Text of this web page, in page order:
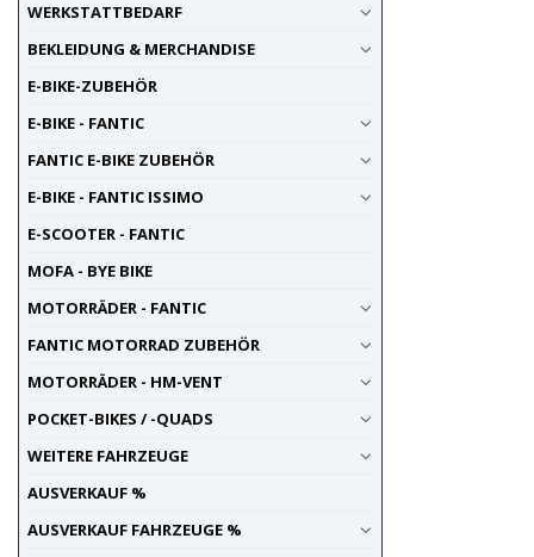
19
5
20
5
21
3
23 1
24
2
27
1
28 2
30 1
33.5
WERKSTATTBEDARF
BEKLEIDUNG & MERCHANDISE
E-BIKE-ZUBEHÖR
E-BIKE - FANTIC
FANTIC E-BIKE ZUBEHÖR
E-BIKE - FANTIC ISSIMO
E-SCOOTER - FANTIC
MOFA - BYE BIKE
MOTORRÄDER - FANTIC
FANTIC MOTORRAD ZUBEHÖR
MOTORRÄDER - HM-VENT
POCKET-BIKES / -QUADS
WEITERE FAHRZEUGE
AUSVERKAUF %
AUSVERKAUF FAHRZEUGE %